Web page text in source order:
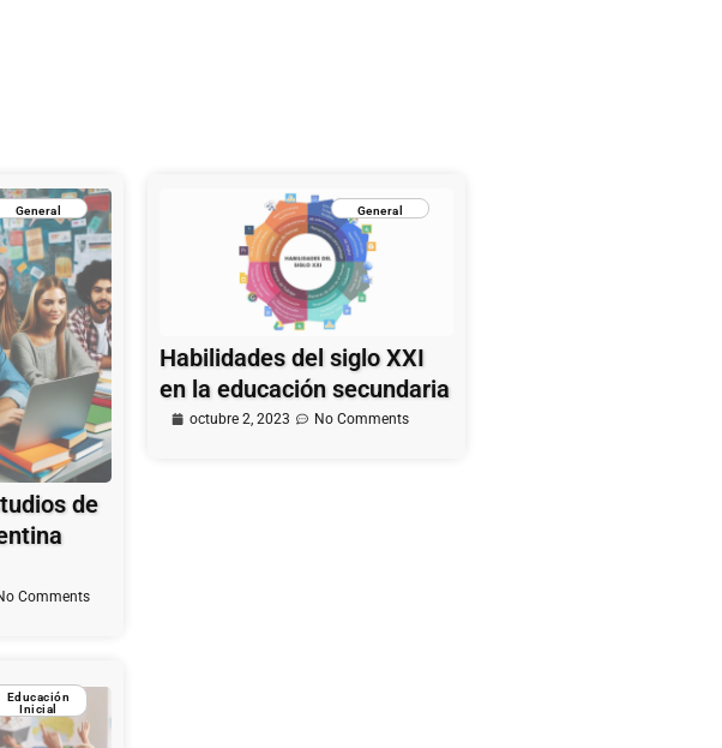
General
de
Comments
General
Habilidades del siglo XXI
en la educación secundaria
octubre 2, 2023 No Comments
Educación
Inicial